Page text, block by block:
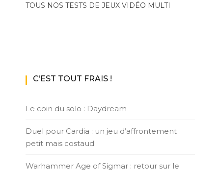
TOUS NOS TESTS DE JEUX VIDÉO MULTI
C’EST TOUT FRAIS !
Le coin du solo : Daydream
Duel pour Cardia : un jeu d’affrontement
petit mais costaud
Warhammer Age of Sigmar : retour sur le